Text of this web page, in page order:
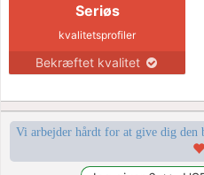
Seriøs
kvalitetsprofiler
Bekræftet kvalitet
Vi arbejder hårdt for at give dig den